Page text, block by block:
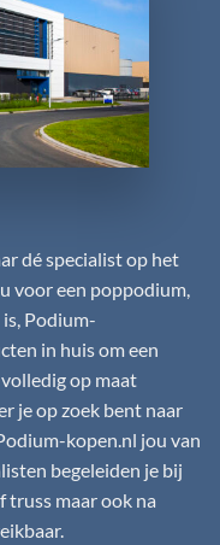
dé specialist op het
voor een poppodium,
Podium-
in huis om een
op maat
je op zoek bent naar
kopen.nl jou van
begeleiden je bij
truss maar ook na